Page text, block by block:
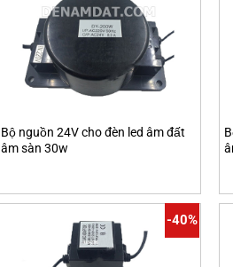
Bộ nguồn 24V cho đèn led âm đất
âm sàn 30w
-40%